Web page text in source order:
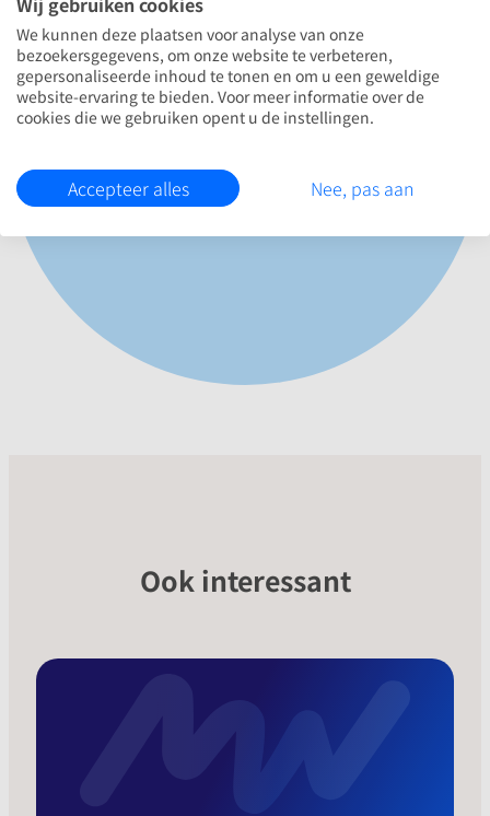
Mees van Velzen
WhatsApp
LinkedIn
Ook interessant
We kunnen deze plaatsen voor analyse van onze
bezoekersgegevens, om onze website te verbeteren,
gepersonaliseerde inhoud te tonen en om u een geweldige
website-ervaring te bieden. Voor meer informatie over de
cookies die we gebruiken opent u de instellingen.
Accepteer alles Nee, pas aan